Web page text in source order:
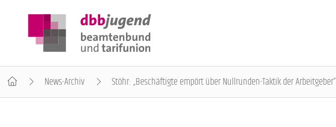
News-Archiv Stöhr: „Beschäftigte empört über Nullrunden-Taktik der Arbeitgeber“